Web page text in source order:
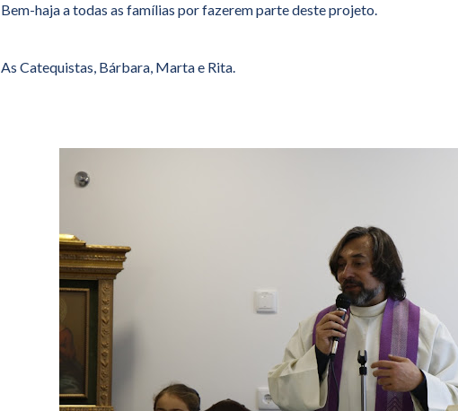
Bem-haja a todas as famílias por fazerem parte deste projeto.
As Catequistas, Bárbara, Marta e Rita.